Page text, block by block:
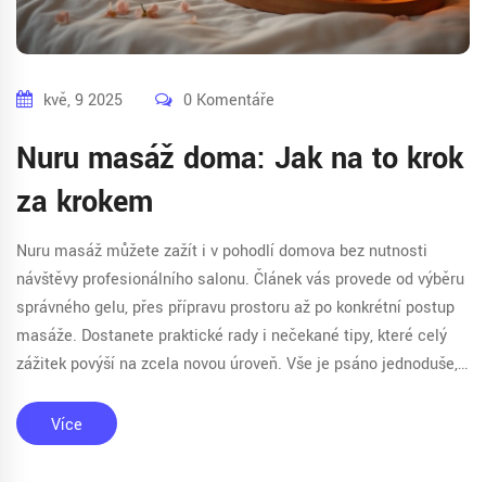
kvě, 9 2025 0 Komentáře
Nuru masáž doma: Jak na to krok
za krokem
Nuru masáž můžete zažít i v pohodlí domova bez nutnosti
návštěvy profesionálního salonu. Článek vás provede od výběru
správného gelu, přes přípravu prostoru až po konkrétní postup
masáže. Dostanete praktické rady i nečekané tipy, které celý
zážitek povýší na zcela novou úroveň. Vše je psáno jednoduše,
opravdově intimní zážitek, který zvládnete sami i v páru.
Více